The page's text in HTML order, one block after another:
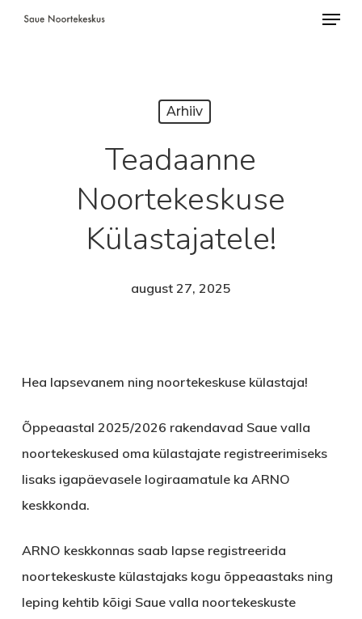
Skip
Arhiiv
Teadaanne
Noortekeskuse
Külastajatele!
august 27, 2025
Hea lapsevanem ning noortekeskuse külastaja!
Õppeaastal 2025/2026 rakendavad Saue valla
noortekeskused oma külastajate registreerimiseks
lisaks igapäevasele logiraamatule ka ARNO
keskkonda.
ARNO keskkonnas saab lapse registreerida
noortekeskuste külastajaks kogu õppeaastaks ning
leping kehtib kõigi Saue valla noortekeskuste